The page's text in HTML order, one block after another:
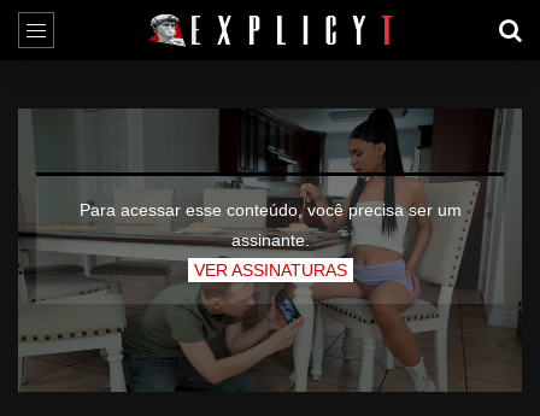
Para acessar esse conteúdo, você precisa ser um
assinante.
VER ASSINATURAS